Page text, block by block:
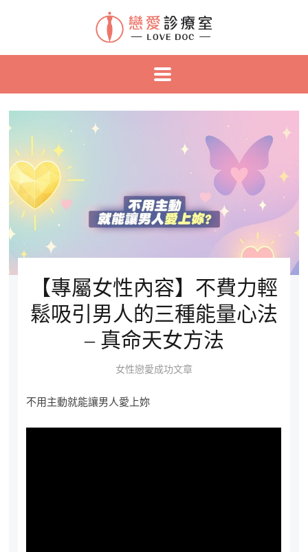
【專屬女性內容】不費力輕
鬆吸引男人的三種能量心法
– 真命天女方法
女性戀愛成功文章
不用主動就能讓男人愛上妳